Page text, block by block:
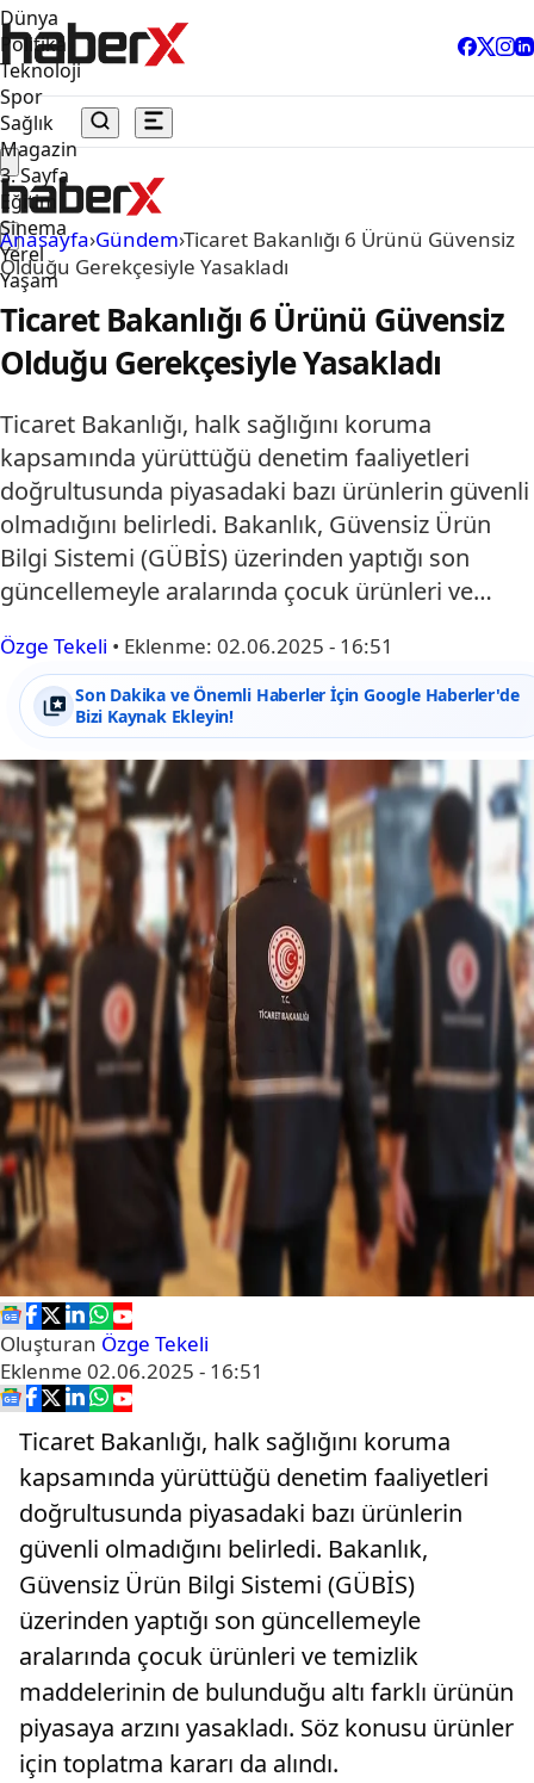
Dünya
Politika
Teknoloji
Spor
Sağlık
Magazin
3. Sayfa
Eğitim
Sinema
Yerel
Yaşam
Anasayfa›Gündem›Ticaret Bakanlığı 6 Ürünü Güvensiz
Olduğu Gerekçesiyle Yasakladı
Ticaret Bakanlığı 6 Ürünü Güvensiz
Olduğu Gerekçesiyle Yasakladı
Ticaret Bakanlığı, halk sağlığını koruma
kapsamında yürüttüğü denetim faaliyetleri
doğrultusunda piyasadaki bazı ürünlerin güvenli
olmadığını belirledi. Bakanlık, Güvensiz Ürün
Bilgi Sistemi (GÜBİS) üzerinden yaptığı son
güncellemeyle aralarında çocuk ürünleri ve…
Özge Tekeli • Eklenme: 02.06.2025 - 16:51
Son Dakika ve Önemli Haberler İçin Google Haberler'de
Bizi Kaynak Ekleyin!
Oluşturan Özge Tekeli
Eklenme 02.06.2025 - 16:51
Ticaret Bakanlığı, halk sağlığını koruma
kapsamında yürüttüğü denetim faaliyetleri
doğrultusunda piyasadaki bazı ürünlerin
güvenli olmadığını belirledi. Bakanlık,
Güvensiz Ürün Bilgi Sistemi (GÜBİS)
üzerinden yaptığı son güncellemeyle
aralarında çocuk ürünleri ve temizlik
maddelerinin de bulunduğu altı farklı ürünün
piyasaya arzını yasakladı. Söz konusu ürünler
için toplatma kararı da alındı.